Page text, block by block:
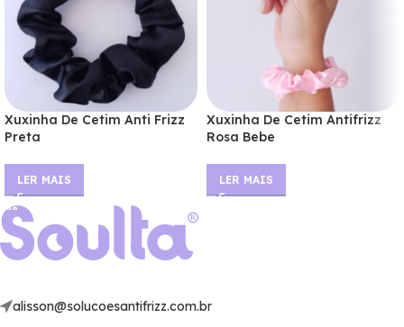
Xuxinha De Cetim Anti Frizz
Preta
LER MAIS
Xuxinha De Cetim Antifrizz
Rosa Bebe
LER MAIS
alisson@solucoesantifrizz.com.br